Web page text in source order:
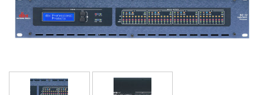
Język/Region